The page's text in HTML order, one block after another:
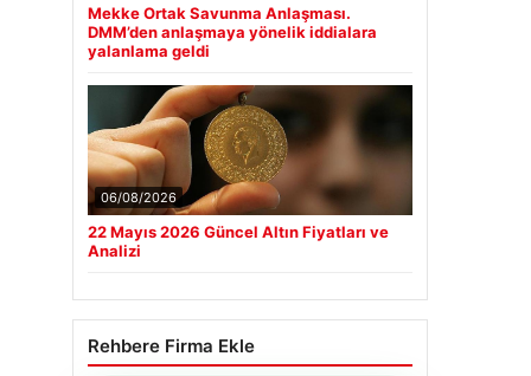
Mekke Ortak Savunma Anlaşması.
DMM’den anlaşmaya yönelik iddialara
yalanlama geldi
06/08/2026
22 Mayıs 2026 Güncel Altın Fiyatları ve
Analizi
Rehbere Firma Ekle